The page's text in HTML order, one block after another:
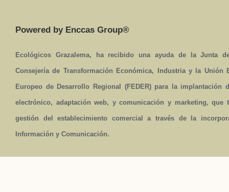
Powered by Enccas Group®
Ecológicos Grazalema, ha recibido una ayuda de la Junta
Consejería de Transformación Económica, Industria y la Unión
Europeo de Desarrollo Regional (FEDER) para la implantación
electrónico, adaptación web, y comunicación y marketing,
gestión del establecimiento comercial a través de la
Información y Comunicación.